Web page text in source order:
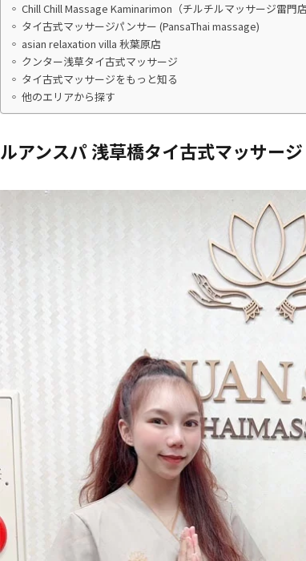
Chill Chill Massage Kaminarimon（チルチルマッサージ雷門店
タイ古式マッサージパンサー (PansaThai massage)
asian relaxation villa 秋葉原店
クンター浅草タイ古式マッサージ
タイ古式マッサージをもっと知る
他のエリアから探す
ルアンスパ 浅草橋タイ古式マッサージ